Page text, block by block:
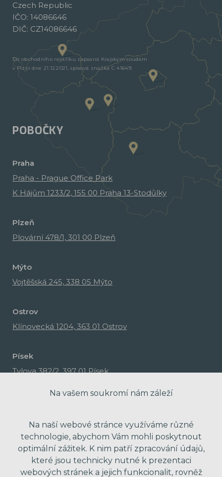
Czech Republic
IČO: 14086646
DIČ: CZ14086646
Do obchodního rejstříku zapsaná Krajským soudem
v Plzni dne 21.12.2021, spisová značka C 41649.
POBOČKY
Praha
Praha - Prague Office Park
K Hájům 1233/2, 155 00 Praha 13-Stodůlky
Plzeň
Plovární 478/1, 301 00 Plzeň
Mýto
Vojtěšská 245, 338 05 Mýto
Ostrov
Klínovecká 1204, 363 01 Ostrov
Písek
Tylova 382/2, 397 01 Písek
Na vašem soukromí nám záleží
Na naší webové stránce využíváme různé
technologie, abychom Vám mohli poskytnout
optimální zážitek. K nim patří zpracování údajů,
které jsou technicky nutné k prezentaci
webových stránek a jejich funkcionalit, rovněž